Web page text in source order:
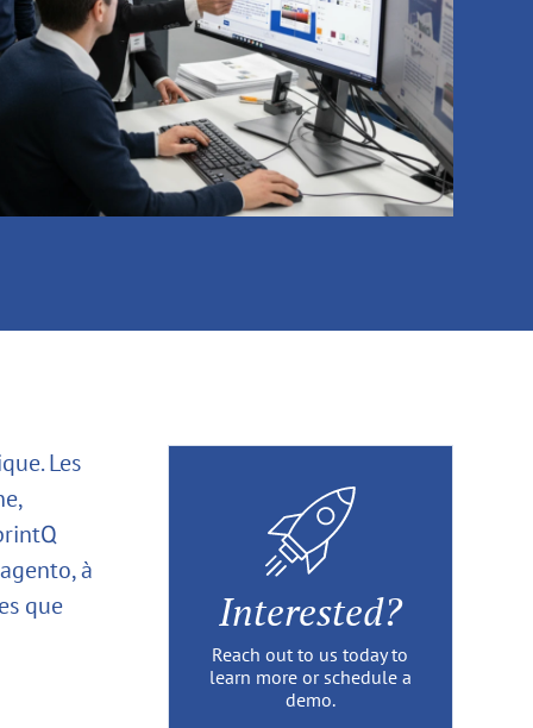
Les
à
que
Interested?
Reach out to us today to
learn more or schedule a
demo.